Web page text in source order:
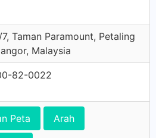
Taman Paramount, Petaling
Malaysia
82-0022
Peta Arah